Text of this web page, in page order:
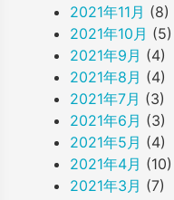
2021年11月 (8)
2021年10月 (5)
2021年9月 (4)
2021年8月 (4)
2021年7月 (3)
2021年6月 (3)
2021年5月 (4)
2021年4月 (10)
2021年3月 (7)